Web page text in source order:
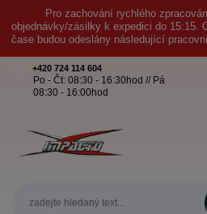
Pro zachování rychlého
objednávky/zásilky k expedici do 15:15.
čase budou odeslány následující
+420 724 114 604
Po - Čt: 08:30 - 16:30hod // Pá
08:30 - 16:00hod